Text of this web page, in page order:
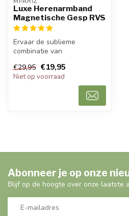
Luxe Herenarmband
Magnetische Gesp RVS
Ervaar de sublieme
combinatie van
met de Armband. Deze...
€29,95 €19,95
Niet op voorraad
Abonneer je op onze
Blijf op de hoogte over onze laatste